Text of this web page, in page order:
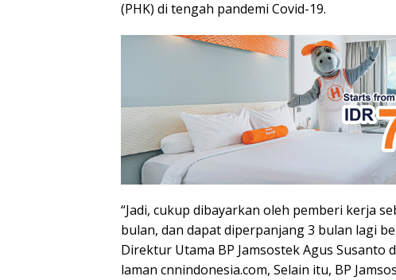
(PHK) di tengah pandemi Covid-19.
“Jadi, cukup dibayarkan oleh pemberi kerja
bulan, dan dapat diperpanjang 3 bulan lagi
Direktur Utama BP Jamsostek Agus
laman cnnindonesia.com, Selain itu, BP